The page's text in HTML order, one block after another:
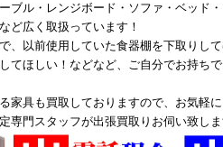
ブル・レンジボード・ソファ・ベッド
ど広く取扱っています！
、以前使用していた食器棚を下取りし
てほしい！などなど、ご自分でお持ち
家具も買取しておりますので、お気軽
専門スタッフが出張買取りお伺い致しま